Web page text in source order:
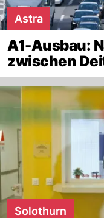
Astra
A1-Ausbau:
zwischen
Solothurn